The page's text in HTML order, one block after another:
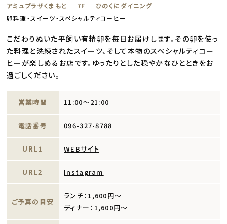
アミュプラザくまもと 7F
ひのくにダイニング
卵料理・スイーツ・スペシャルティコーヒー
こだわりぬいた平飼い有精卵を毎日お届けします。その卵を使っ
た料理と洗練されたスイーツ、そして本物のスペシャルティコー
ヒーが楽しめるお店です。ゆったりとした穏やかなひとときをお
過ごしください。
営業時間 11:00～21:00
電話番号 096-327-8788
URL1 WEBサイト
URL2 Instagram
ご予算の目安
ランチ：1,600円～
ディナー：1,600円～